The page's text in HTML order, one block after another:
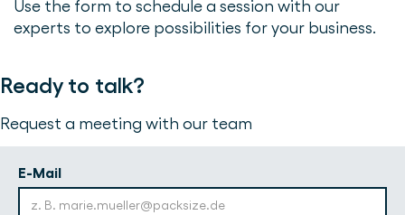
Use the form to schedule a session with our
experts to explore possibilities for your business.
Ready to talk?
Request a meeting with our team
E-Mail